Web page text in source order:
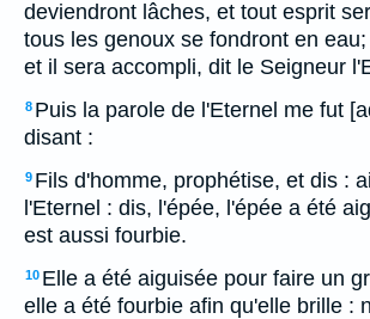
deviendront lâches, et tout esprit
tous les genoux se fondront en
et il sera accompli, dit le Seigneur
8 Puis la parole de l'Eternel me fut
disant :
9 Fils d'homme, prophétise, et dis :
l'Eternel : dis, l'épée, l'épée a été
est aussi fourbie.
10 Elle a été aiguisée pour faire un
elle a été fourbie afin qu'elle brille :